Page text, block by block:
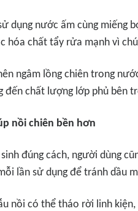
dụng nước ấm cùng miếng
hóa chất tẩy rửa mạnh vì
ngâm lồng chiên trong
đến chất lượng lớp phủ bên
nồi chiên bền hơn
đúng cách, người dùng
lần sử dụng để tránh dầu
nồi có thể tháo rời linh